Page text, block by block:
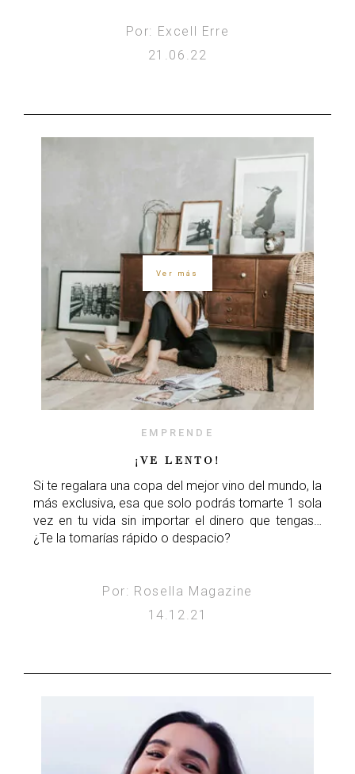
Por: Excell Erre
21.06.22
Ver más
EMPRENDE
¡VE LENTO!
Si te regalara una copa del mejor vino del mundo, la
más exclusiva, esa que solo podrás tomarte 1 sola
vez en tu vida sin importar el dinero que tengas…
¿Te la tomarías rápido o despacio?
Por: Rosella Magazine
14.12.21